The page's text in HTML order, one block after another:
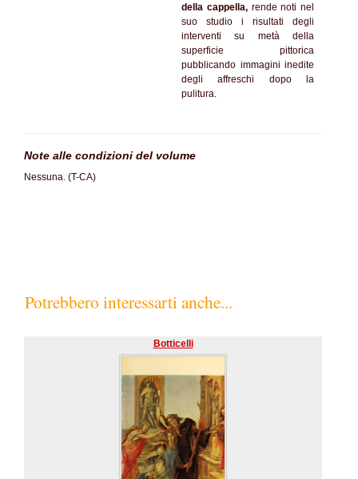
della cappella,rende noti nel
suo studio i risultati degli
interventi su metà della
superficie pittorica
pubblicando immagini inedite
degli affreschi dopo la
pulitura.
Note alle condizioni del volume
Nessuna. (T-CA)
Potrebbero interessarti anche...
Botticelli